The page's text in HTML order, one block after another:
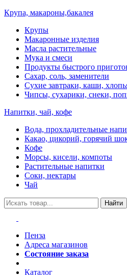
Крупа, макароны,бакалея
Крупы
Макаронные изделия
Масла растительные
Мука и смеси
Продукты быстрого
Сахар, соль, заменители
Сухие завтраки, каши,
Чипсы, сухарики, снеки,
Напитки, чай, кофе
Вода, прохладительные
Какао, цикорий, горячий
Кофе
Морсы, кисели, компоты
Растительные напитки
Соки, нектары
Чай
Найти
Пенза
Адреса магазинов
Состояние заказа
Каталог